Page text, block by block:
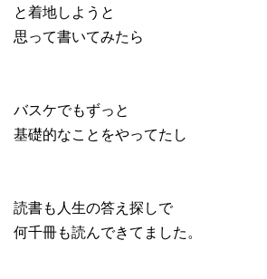
と着地しようと
思って書いてみたら
バスケでもずっと
基礎的なことをやってたし
読書も人生の答え探しで
何千冊も読んできてました。